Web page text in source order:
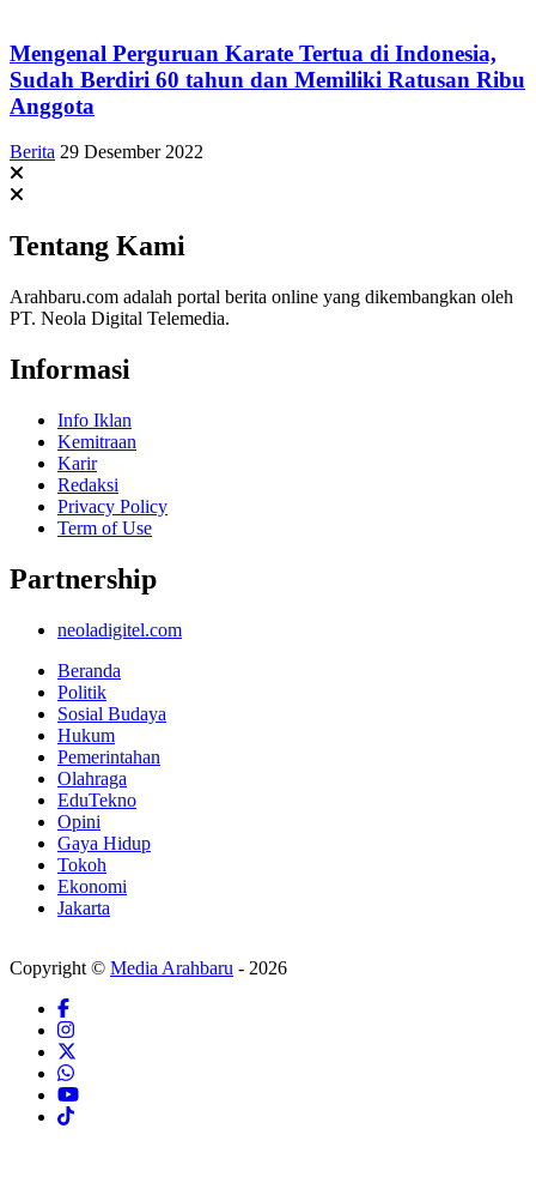
Mengenal Perguruan Karate Tertua di Indonesia,
Sudah Berdiri 60 tahun dan Memiliki Ratusan Ribu
Anggota
Berita 29 Desember 2022
Tentang Kami
Arahbaru.com adalah portal berita online yang dikembangkan oleh
PT. Neola Digital Telemedia.
Informasi
Info Iklan
Kemitraan
Karir
Redaksi
Privacy Policy
Term of Use
Partnership
neoladigitel.com
Beranda
Politik
Sosial Budaya
Hukum
Pemerintahan
Olahraga
EduTekno
Opini
Gaya Hidup
Tokoh
Ekonomi
Jakarta
Copyright © Media Arahbaru - 2026